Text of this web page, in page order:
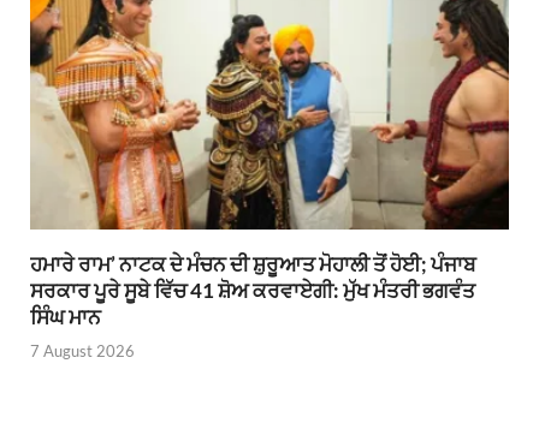
ਹਮਾਰੇ ਰਾਮ’ ਨਾਟਕ ਦੇ ਮੰਚਨ ਦੀ ਸ਼ੁਰੂਆਤ ਮੋਹਾਲੀ ਤੋਂ ਹੋਈ; ਪੰਜਾਬ
ਸਰਕਾਰ ਪੂਰੇ ਸੂਬੇ ਵਿੱਚ 41 ਸ਼ੋਅ ਕਰਵਾਏਗੀ: ਮੁੱਖ ਮੰਤਰੀ ਭਗਵੰਤ
ਸਿੰਘ ਮਾਨ
7 August 2026